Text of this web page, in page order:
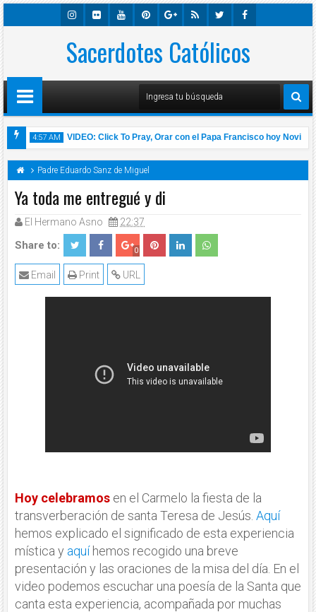
Gra R Be Est E-
Plus
R Ook
Sacerdotes Católicos
4:57 AM
2020
VIDEO: Click To Pray, Orar con el Papa Francisco hoy
Yepes
Padre Eduardo Sanz de Miguel
Ya toda me entregué y di
El Hermano Asno 22:37
Share to: 0
URL
Print
Email
Hoy celebramos en el Carmelo la fiesta de la
transverberación de santa Teresa de Jesús. Aquí
hemos explicado el significado de esta experiencia
mística y aquíhemos recogido una breve
presentación y las oraciones de la misa del día. En el
video podemos escuchar una poesía de la Santa que
canta esta experiencia, acompañada por muchas